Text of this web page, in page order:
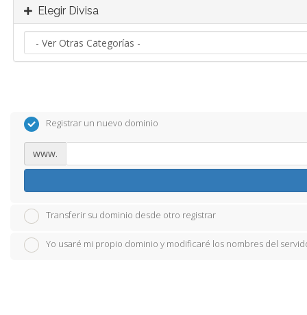
Elegir Divisa
Registrar un nuevo dominio
www.
Transferir su dominio desde otro registrar
Yo usaré mi propio dominio y modificaré los nombres del